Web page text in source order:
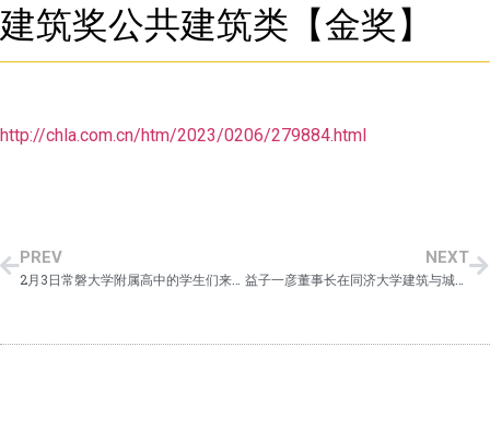
建筑奖公共建筑类【金奖】
http://chla.com.cn/htm/2023/0206/279884.html
PREV
2月3日常磐大学附属高中的学生们来我司进行了职场体验学习。
NEXT
益子一彦董事长在同济大学建筑与城市规划学院、科勒、Young Bird Plan共同举办的《同济大学科勒教席优秀作品展》上，参与了学生作品的评审活动。